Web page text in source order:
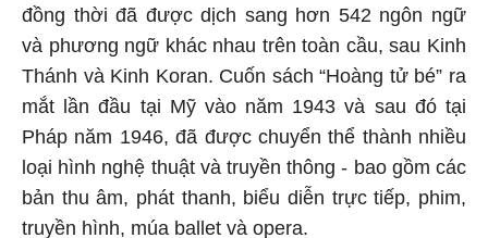
đồng thời đã được dịch sang hơn 542 ngôn ngữ
và phương ngữ khác nhau trên toàn cầu, sau Kinh
Thánh và Kinh Koran. Cuốn sách “Hoàng tử bé” ra
mắt lần đầu tại Mỹ vào năm 1943 và sau đó tại
Pháp năm 1946, đã được chuyển thể thành nhiều
loại hình nghệ thuật và truyền thông - bao gồm các
bản thu âm, phát thanh, biểu diễn trực tiếp, phim,
truyền hình, múa ballet và opera.